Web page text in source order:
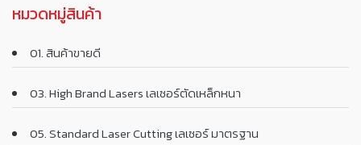
หมวดหมู่สินค้า
01. สินค้าขายดี
03. High Brand Lasers เลเซอร์ตัดเหล็กหนา
05. Standard Laser Cutting เลเซอร์ มาตรฐาน